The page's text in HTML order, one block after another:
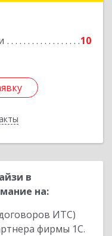
10
в
на:
ИТС)
фирмы 1С.